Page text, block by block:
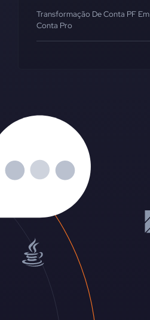
Transformação De Conta PF Em
Conta Pro